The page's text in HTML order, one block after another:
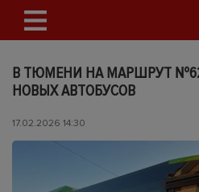
В ТЮМЕНИ НА МАРШРУТ
НОВЫХ АВТОБУСОВ
17.02.2026 14:30